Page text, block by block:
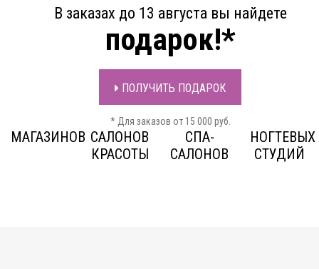
В заказах до 13 августа вы найдете
подарок!*
ПОЛУЧИТЬ ПОДАРОК
* Для заказов от 15 000 руб.
МАГАЗИНОВ САЛОНОВ
КРАСОТЫ
СПА-
САЛОНОВ
НОГТЕВЫХ
СТУДИЙ